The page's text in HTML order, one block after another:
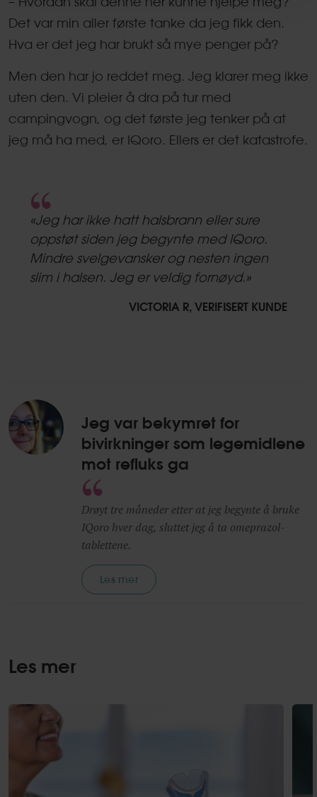
Det var min aller første tanke da jeg fikk den.
Hva er det jeg har brukt så mye penger på?
Men den har jo reddet meg. Jeg klarer meg ikke
uten den. Vi pleier å dra på tur med
campingvogn, og det første jeg tenker på at
jeg må ha med, er IQoro. Ellers er det katastrofe.
rating
«Jeg har ikke hatt halsbrann eller sure
oppstøt siden jeg begynte med IQoro.
Mindre svelgevansker og nesten ingen
slim i halsen. Jeg er veldig fornøyd.»
VICTORIA R, VERIFISERT KUNDE
Jeg var bekymret for
bivirkninger som legemidlene
mot refluks ga
Drøyt tre måneder etter at jeg begynte å bruke
IQoro hver dag, sluttet jeg å ta omeprazol-
tablettene.
Les mer
Les mer